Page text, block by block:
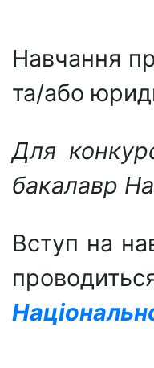
Навчання
та/або
Для
бакалавр
Вступ на